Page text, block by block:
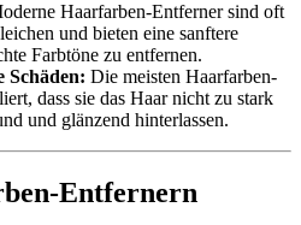
Haarfarben-Entferner sind oft
und bieten eine sanftere
Farbtöne zu entfernen.
Schäden: Die meisten Haarfarben-
dass sie das Haar nicht zu stark
und glänzend hinterlassen.
Entfernern